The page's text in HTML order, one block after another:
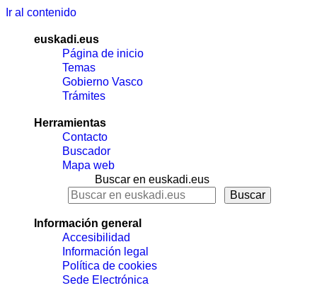
Ir al contenido
euskadi.eus
Página de inicio
Temas
Gobierno Vasco
Trámites
Herramientas
Contacto
Buscador
Mapa web
Buscar en euskadi.eus
Información general
Accesibilidad
Información legal
Política de cookies
Sede Electrónica